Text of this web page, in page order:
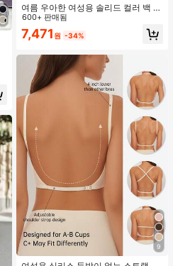
여름 우아한 여성용 솔리드 컬러 백 타
이 셔츠 (참고: 가볍고 통기성 있는 얇
은 스타일) 허리 드로스트링 디자인 화
이트, 조용한 럭셔리
600+ 판매됨
7,471 원 -34%
9